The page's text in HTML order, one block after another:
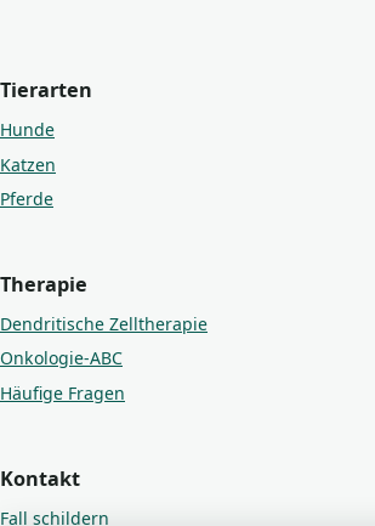
Tierarten
Hunde
Katzen
Pferde
Therapie
Dendritische Zelltherapie
Onkologie-ABC
Häufige Fragen
Kontakt
Fall schildern